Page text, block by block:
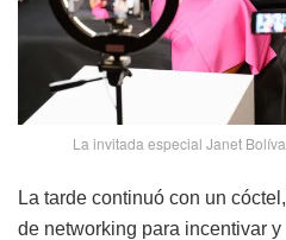
La invitada especial Janet
La tarde continuó con un
de networking para incentivar